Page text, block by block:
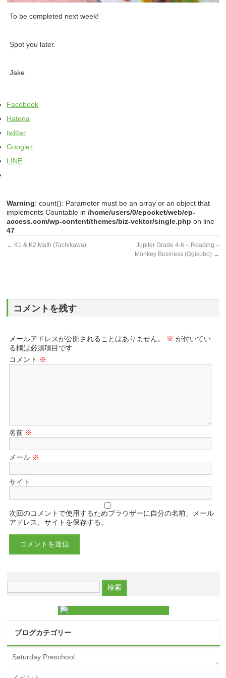
To be completed next week!
Spot you later.
Jake
Facebook
Hatena
twitter
Google+
LINE
Warning: count(): Parameter must be an array or an object that
implements Countable in/home/users/0/epocket/web/ep-
access.com/wp-content/themes/biz-vektor/single.php on line
47
← K1 & K2 Math (Tachikawa)
Jupiter Grade 4-6 – Reading –
Monkey Business (Ogikubo) →
コメントを残す
メールアドレスが公開されることはありません。 ※ が付いてい
る欄は必須項目です
コメント ※
名前 ※
メール ※
サイト
次回のコメントで使用するためブラウザーに自分の名前、メール
アドレス、サイトを保存する。
ブログカテゴリー
Saturday Preschool